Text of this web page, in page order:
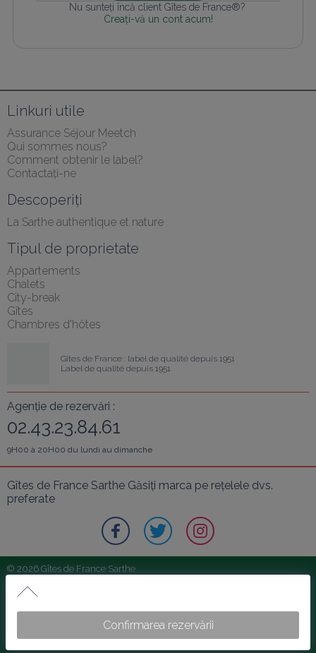
Nu sunteți încă client Gîtes de France®?
Creați-vă un cont acum!
Linkuri utile
Assurance Séjour Meetch
Qui sommes nous?
Comment obtenir le label?
Contactați-ne
Descoperiți
La Sarthe authentique et nature
Tipul de proprietate
Appartements
Chalets
City-break
Gîtes
Chambres d'hôtes
Gîtes de France : label de qualité depuis 1951
Label de qualité depuis 1951
Agenție de rezervări :
02.43.23.84.61
9H00 à 20H00 du lundi au dimanche
Gîtes de France Sarthe Găsiți marca pe rețelele dvs.
preferate
© 2026 Gîtes de France Sarthe
Conditions Générales d'Utilisation
Protection des données - Vie Privée
Les Bournais
Les Bournais
Confirmarea rezervării